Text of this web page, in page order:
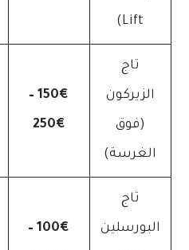
Lift)
تاج
الزيركون
(فوق
الغرسة)
150€ –
250€
تاج
البورسلين 100€ –